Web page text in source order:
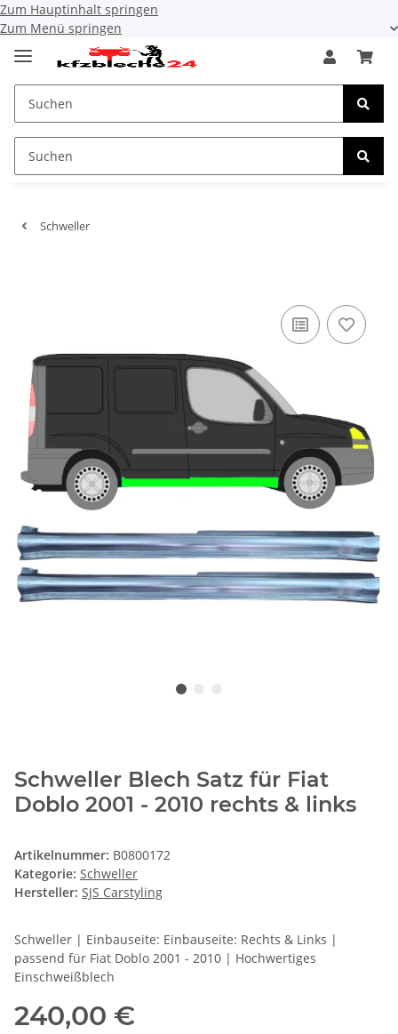
Zum Hauptinhalt springen
Zum Menü springen
Schweller
Schweller Blech Satz für Fiat
Doblo 2001 - 2010 rechts & links
Artikelnummer: B0800172
Kategorie: Schweller
Hersteller: SJS Carstyling
Schweller | Einbauseite: Einbauseite: Rechts & Links |
passend für Fiat Doblo 2001 - 2010 | Hochwertiges
Einschweißblech
240,00 €